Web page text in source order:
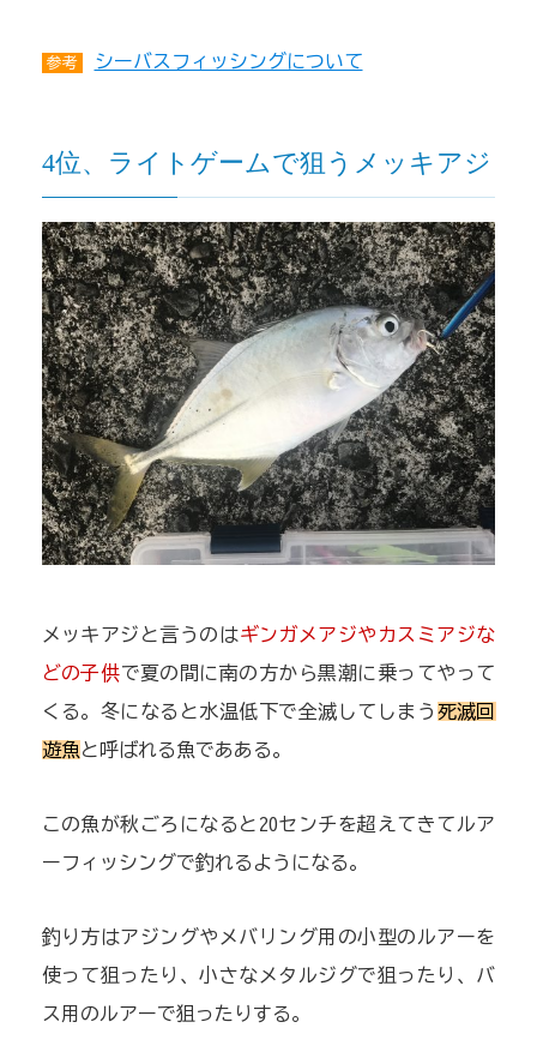
参考 シーバスフィッシングについて
4位、ライトゲームで狙うメッキアジ
メッキアジと言うのはギンガメアジやカスミアジな
どの子供で夏の間に南の方から黒潮に乗ってやって
くる。冬になると水温低下で全滅してしまう 死滅回
遊魚 と呼ばれる魚であある。
この魚が秋ごろになると20センチを超えてきてルア
ーフィッシングで釣れるようになる。
釣り方はアジングやメバリング用の小型のルアーを
使って狙ったり、小さなメタルジグで狙ったり、バ
ス用のルアーで狙ったりする。